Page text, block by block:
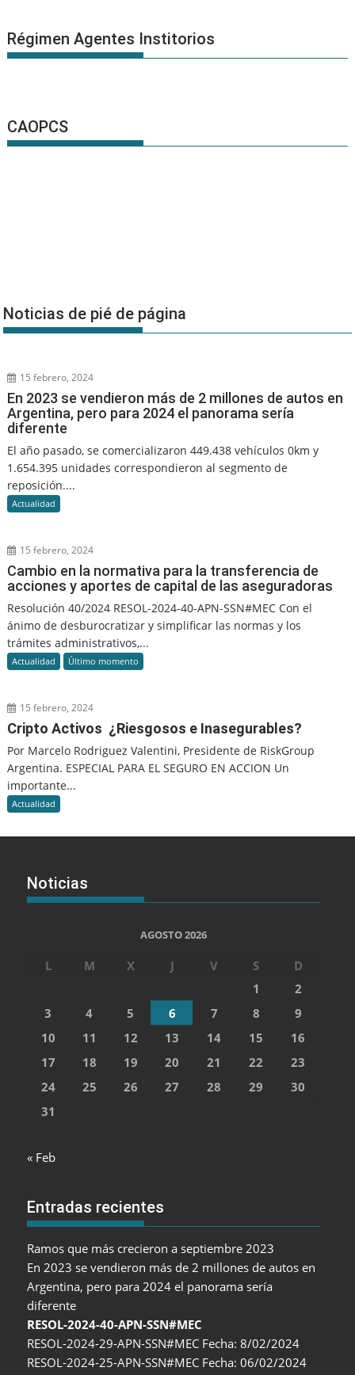
Régimen Agentes Institorios
CAOPCS
Noticias de pié de página
15 febrero, 2024
En 2023 se vendieron más de 2 millones de autos en
Argentina, pero para 2024 el panorama sería
diferente
El año pasado, se comercializaron 449.438 vehículos 0km y
1.654.395 unidades correspondieron al segmento de
reposición....
Actualidad
15 febrero, 2024
Cambio en la normativa para la transferencia de
acciones y aportes de capital de las aseguradoras
Resolución 40/2024 RESOL-2024-40-APN-SSN#MEC Con el
ánimo de desburocratizar y simplificar las normas y los
trámites administrativos,...
Actualidad Último momento
15 febrero, 2024
Cripto Activos ¿Riesgosos e Inasegurables?
Por Marcelo Rodriguez Valentini, Presidente de RiskGroup
Argentina. ESPECIAL PARA EL SEGURO EN ACCION Un
importante...
Actualidad
Noticias
AGOSTO 2026
L M X J V S
D
1
2
3
4 5 6 7 8
9
10
11 12 13 14 15
16
17
18 19 20 21 22
23
24
25 26 27 28 29
30
31
« Feb
Entradas recientes
Ramos que más crecieron a septiembre 2023
En 2023 se vendieron más de 2 millones de autos en
Argentina, pero para 2024 el panorama sería
diferente
RESOL-2024-40-APN-SSN#MEC
RESOL-2024-29-APN-SSN#MEC Fecha: 8/02/2024
RESOL-2024-25-APN-SSN#MEC Fecha: 06/02/2024